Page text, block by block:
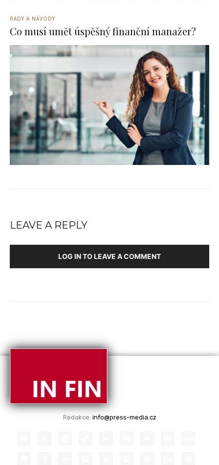
RADY A NÁVODY
Co musí umět úspěšný finanční manažer?
LEAVE A REPLY
LOG IN TO LEAVE A COMMENT
Redakce: info@press-media.cz